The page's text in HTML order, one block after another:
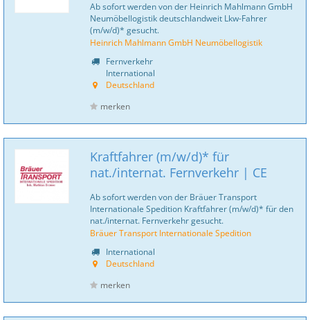
Ab sofort werden von der Heinrich Mahlmann GmbH
Neumöbellogistik deutschlandweit Lkw-Fahrer
(m/w/d)* gesucht.
Heinrich Mahlmann GmbH Neumöbellogistik
Fernverkehr
International
Deutschland
merken
Kraftfahrer (m/w/d)* für
nat./internat. Fernverkehr | CE
Ab sofort werden von der Bräuer Transport
Internationale Spedition Kraftfahrer (m/w/d)* für den
nat./internat. Fernverkehr gesucht.
Bräuer Transport Internationale Spedition
International
Deutschland
merken